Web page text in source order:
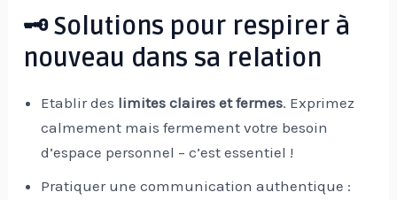
🗝️ Solutions pour respirer à
nouveau dans sa relation
Etablir des limites claires et fermes. Exprimez
calmement mais fermement votre besoin
d’espace personnel – c’est essentiel !
Pratiquer une communication authentique :